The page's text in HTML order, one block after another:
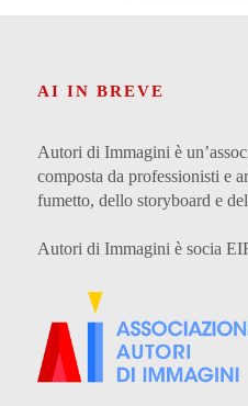
AI IN BREVE
Autori di Immagini è
composta da professionisti e
fumetto, dello storyboard e
Autori di Immagini è socia